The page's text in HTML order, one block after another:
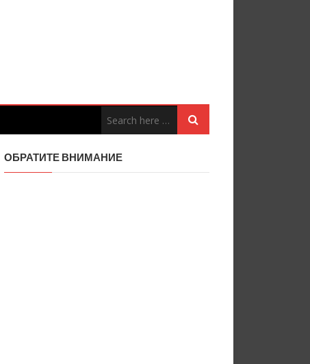
ОБРАТИТЕ ВНИМАНИЕ